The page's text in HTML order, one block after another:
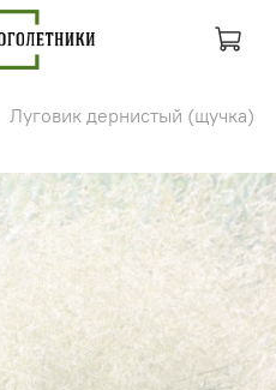
Луговик дернистый (щучка)